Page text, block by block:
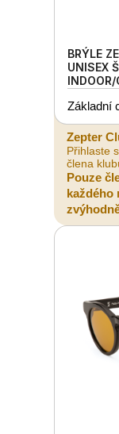
BRÝLE
UNISEX
INDOOR/
Základní
Zepter
Přihlaste
člena
Pouze
každého